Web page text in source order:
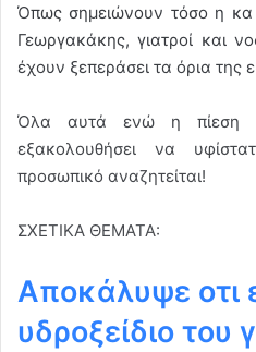
Όπως σημειώνουν τόσο η
Γεωργακάκης, γιατροί και
έχουν ξεπεράσει τα όρια της
Όλα αυτά ενώ η πίεση
εξακολουθήσει να
προσωπικό αναζητείται!
ΣΧΕΤΙΚΑ ΘΕΜΑΤΑ:
Αποκάλυψε οτι
υδροξείδιο του